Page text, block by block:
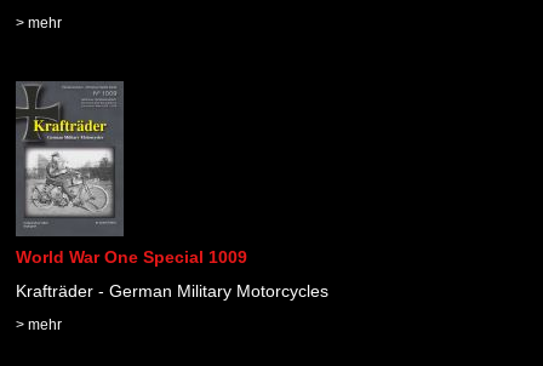
> mehr
World War One Special 1009
Krafträder - German Military Motorcycles
> mehr